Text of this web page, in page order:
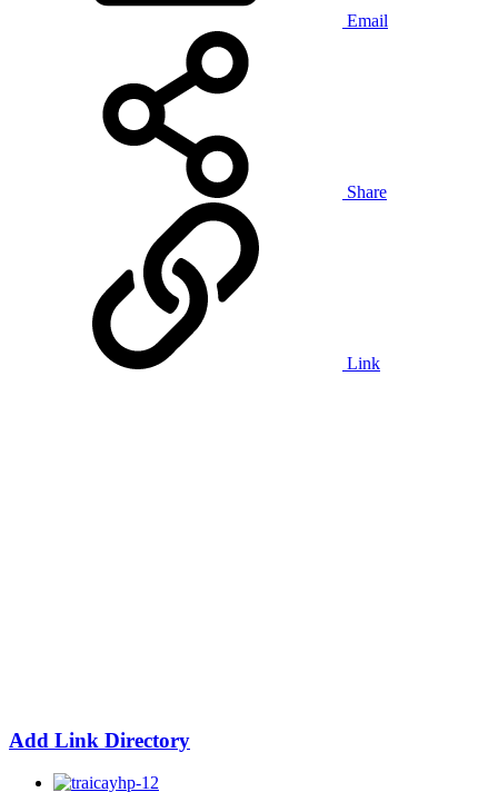
Email
Share
Link
Add Link Directory